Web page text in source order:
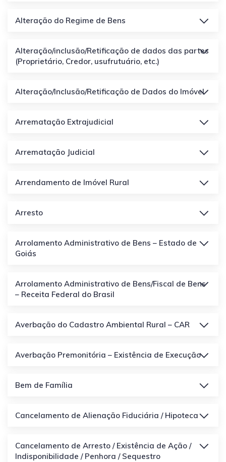
Alteração do Regime de Bens
Alteração/inclusão/Retificação de dados das partes
(Proprietário, Credor, usufrutuário, etc.)
Alteração/Inclusão/Retificação de Dados do Imóvel
Arrematação Extrajudicial
Arrematação Judicial
Arrendamento de Imóvel Rural
Arresto
Arrolamento Administrativo de Bens – Estado de
Goiás
Arrolamento Administrativo de Bens/Fiscal de Bens
– Receita Federal do Brasil
Averbação do Cadastro Ambiental Rural – CAR
Averbação Premonitória – Existência de Execução
Bem de Família
Cancelamento de Alienação Fiduciária / Hipoteca
Cancelamento de Arresto / Existência de Ação /
Indisponibilidade / Penhora / Sequestro